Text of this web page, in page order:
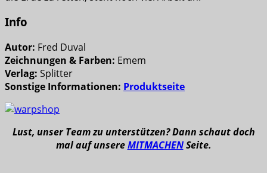
Info
Autor: Fred Duval
Zeichnungen & Farben: Emem
Verlag: Splitter
Sonstige Informationen: Produktseite
Lust, unser Team zu unterstützen? Dann schaut doch
mal auf unsereMITMACHENSeite.